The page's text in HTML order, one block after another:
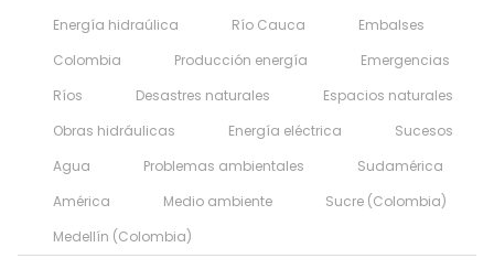
Energía hidraúlica
Río Cauca
Embalses
Colombia
Producción energía
Emergencias
Ríos
Desastres naturales
Espacios naturales
Obras hidráulicas
Energía eléctrica
Sucesos
Agua
Problemas ambientales
Sudamérica
América
Medio ambiente
Sucre (Colombia)
Medellín (Colombia)